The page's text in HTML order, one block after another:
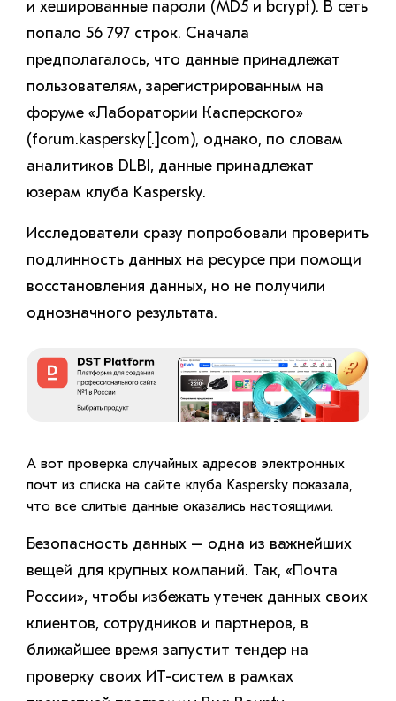
и хешированные пароли (MD5 и bcrypt). В сеть
попало 56 797 строк. Сначала
предполагалось, что данные принадлежат
пользователям, зарегистрированным на
форуме «Лаборатории Касперского»
(forum.kaspersky[.]com), однако, по словам
аналитиков DLBI, данные принадлежат
юзерам клуба Kaspersky.
Исследователи сразу попробовали проверить
подлинность данных на ресурсе при помощи
восстановления данных, но не получили
однозначного результата.
А вот проверка случайных адресов электронных
почт из списка на сайте клуба Kaspersky показала,
что все слитые данные оказались настоящими.
Безопасность данных – одна из важнейших
вещей для крупных компаний. Так, «Почта
России», чтобы избежать утечек данных своих
клиентов, сотрудников и партнеров, в
ближайшее время запустит тендер на
проверку своих ИТ-систем в рамках